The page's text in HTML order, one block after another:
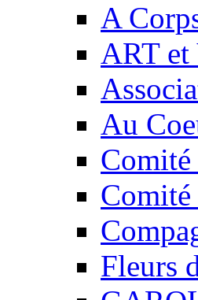
A
ART et
Au
Comité
Fleurs